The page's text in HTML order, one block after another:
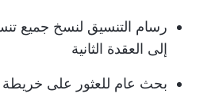
رسام التنسيق لنسخ جميع
إلى العقدة الثانية
بحث عام للعثور على خريطة